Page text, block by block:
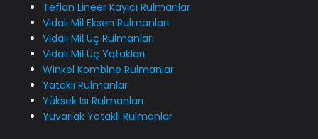
Teflon Lineer Kayıcı Rulmanlar
Vidalı Mil Eksen Rulmanları
Vidalı Mil Uç Rulmanları
Vidalı Mil Uç Yatakları
Winkel Kombine Rulmanlar
Yataklı Rulmanlar
Yüksek Isı Rulmanları
Yuvarlak Yataklı Rulmanlar